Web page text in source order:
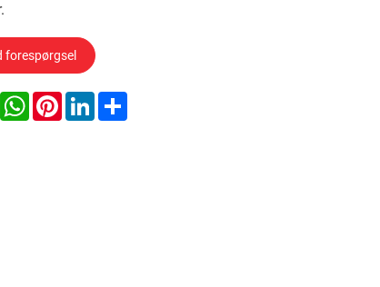
forespørgsel
WhatsApp
PinterestLinkedInShare